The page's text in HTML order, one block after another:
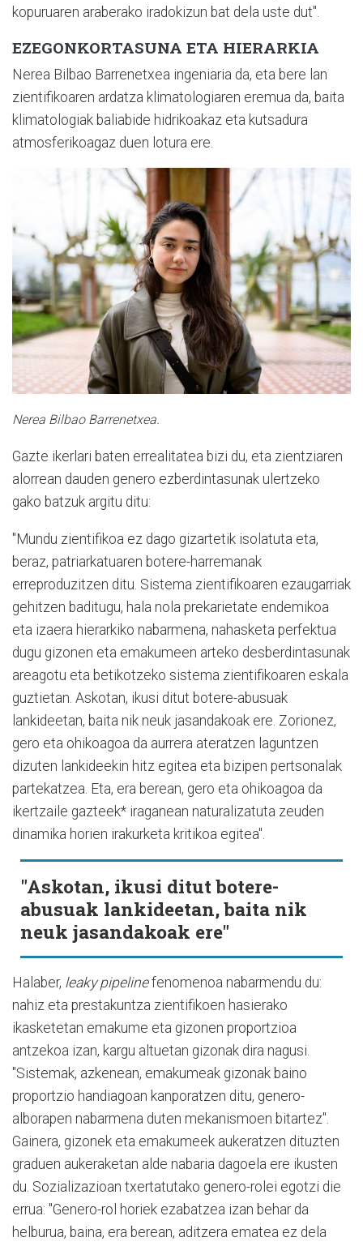
kopuruaren araberako iradokizun bat dela uste dut".
EZEGONKORTASUNA ETA HIERARKIA
Nerea Bilbao Barrenetxea ingeniaria da, eta bere lan
zientifikoaren ardatza klimatologiaren eremua da, baita
klimatologiak baliabide hidrikoakaz eta kutsadura
atmosferikoagaz duen lotura ere.
Nerea Bilbao Barrenetxea.
Gazte ikerlari baten errealitatea bizi du, eta zientziaren
alorrean dauden genero ezberdintasunak ulertzeko
gako batzuk argitu ditu:
"Mundu zientifikoa ez dago gizartetik isolatuta eta,
beraz, patriarkatuaren botere-harremanak
erreproduzitzen ditu. Sistema zientifikoaren ezaugarriak
gehitzen baditugu, hala nola prekarietate endemikoa
eta izaera hierarkiko nabarmena, nahasketa perfektua
dugu gizonen eta emakumeen arteko desberdintasunak
areagotu eta betikotzeko sistema zientifikoaren eskala
guztietan. Askotan, ikusi ditut botere-abusuak
lankideetan, baita nik neuk jasandakoak ere. Zorionez,
gero eta ohikoagoa da aurrera ateratzen laguntzen
dizuten lankideekin hitz egitea eta bizipen pertsonalak
partekatzea. Eta, era berean, gero eta ohikoagoa da
ikertzaile gazteek* iraganean naturalizatuta zeuden
dinamika horien irakurketa kritikoa egitea".
"Askotan, ikusi ditut botere-
abusuak lankideetan, baita nik
neuk jasandakoak ere"
Halaber, leaky pipelinefenomenoa nabarmendu du:
nahiz eta prestakuntza zientifikoen hasierako
ikasketetan emakume eta gizonen proportzioa
antzekoa izan, kargu altuetan gizonak dira nagusi.
"Sistemak, azkenean, emakumeak gizonak baino
proportzio handiagoan kanporatzen ditu, genero-
alborapen nabarmena duten mekanismoen bitartez".
Gainera, gizonek eta emakumeek aukeratzen dituzten
graduen aukeraketan alde nabaria dagoela ere ikusten
du. Sozializazioan txertatutako genero-rolei egotzi die
errua: "Genero-rol horiek ezabatzea izan behar da
helburua, baina, era berean, aditzera ematea ez dela